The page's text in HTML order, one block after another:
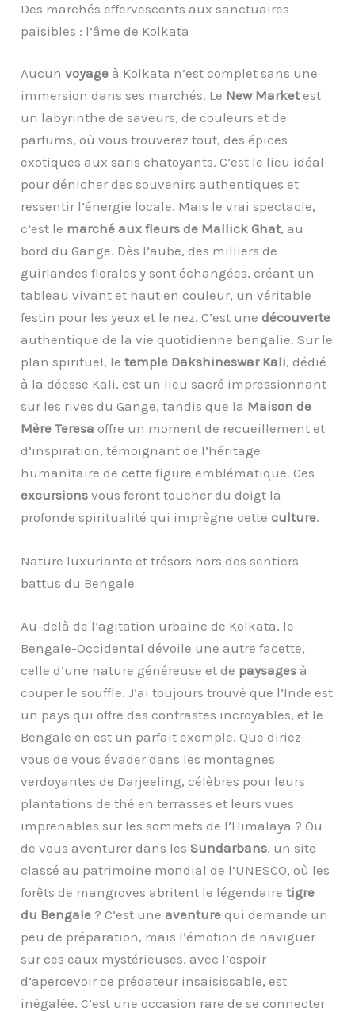
Des marchés effervescents aux sanctuaires
paisibles : l’âme de Kolkata
Aucunvoyage à Kolkata n’est complet sans une
immersion dans ses marchés. Le New Marketest
un labyrinthe de saveurs, de couleurs et de
parfums, où vous trouverez tout, des épices
exotiques aux saris chatoyants. C’est le lieu idéal
pour dénicher des souvenirs authentiques et
ressentir l’énergie locale. Mais le vrai spectacle,
c’est le marché aux fleurs de Mallick Ghat, au
bord du Gange. Dès l’aube, des milliers de
guirlandes florales y sont échangées, créant un
tableau vivant et haut en couleur, un véritable
festin pour les yeux et le nez. C’est unedécouverte
authentique de la vie quotidienne bengalie. Sur le
plan spirituel, letemple Dakshineswar Kali, dédié
à la déesse Kali, est un lieu sacré impressionnant
sur les rives du Gange, tandis que la Maison de
Mère Teresa offre un moment de recueillement et
d’inspiration, témoignant de l’héritage
humanitaire de cette figure emblématique. Ces
excursions vous feront toucher du doigt la
profonde spiritualité qui imprègne cetteculture.
Nature luxuriante et trésors hors des sentiers
battus du Bengale
Au-delà de l’agitation urbaine de Kolkata, le
Bengale-Occidental dévoile une autre facette,
celle d’une nature généreuse et de paysages à
couper le souffle. J’ai toujours trouvé que l’Inde est
un pays qui offre des contrastes incroyables, et le
Bengale en est un parfait exemple. Que diriez-
vous de vous évader dans les montagnes
verdoyantes de Darjeeling, célèbres pour leurs
plantations de thé en terrasses et leurs vues
imprenables sur les sommets de l’Himalaya ? Ou
de vous aventurer dans lesSundarbans, un site
classé au patrimoine mondial de l’UNESCO, où les
forêts de mangroves abritent le légendairetigre
du Bengale ? C’est uneaventure qui demande un
peu de préparation, mais l’émotion de naviguer
sur ces eaux mystérieuses, avec l’espoir
d’apercevoir ce prédateur insaisissable, est
inégalée. C’est une occasion rare de se connecter